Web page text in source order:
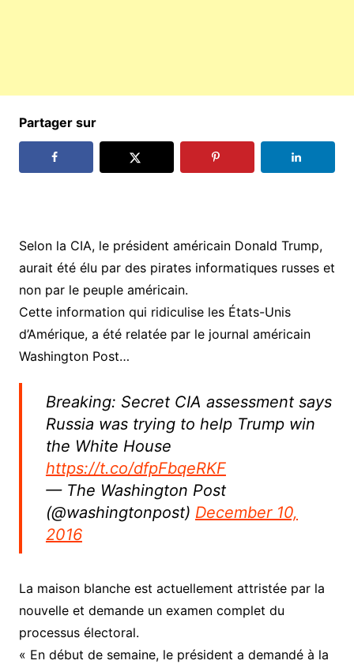
Partager sur
Selon la CIA, le président américain Donald Trump,
aurait été élu par des pirates informatiques russes et
non par le peuple américain.
Cette information qui ridiculise les États-Unis
d’Amérique, a été relatée par le journal américain
Washington Post…
Breaking: Secret CIA assessment says
Russia was trying to help Trump win
the White House
https://t.co/dfpFbqeRKF
— The Washington Post
(@washingtonpost) December 10,
2016
La maison blanche est actuellement attristée par la
nouvelle et demande un examen complet du
processus électoral.
« En début de semaine, le président a demandé à la